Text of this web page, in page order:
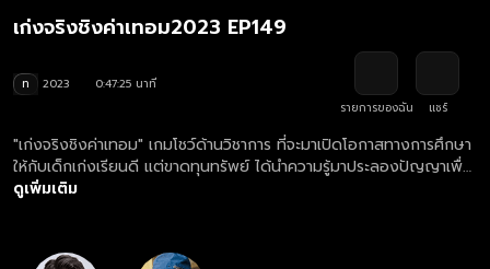
เก่งจริงชิงค่าเทอม2023 EP149
ท 2023
0:47:25 นาที
รายการของฉัน
แชร์
"เก่งจริงชิงค่าเทอม" เกมโชว์ด้านวิชาการ ที่จะมาเปิดโอกาสทางการศึกษา
ให้กับเด็กเก่งเรียนดี แต่ขาดทุนทรัพย์ ได้นำความรู้มาประลองปัญญาเพื่อ
ชิงทุนการศึกษา
ดูเพิ่มเติม